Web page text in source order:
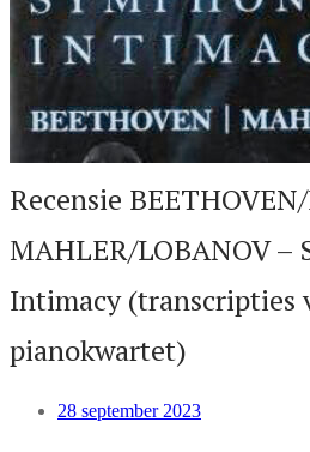
Recensie
MAHLER/LOBANOV –
Intimacy (transcripties
pianokwartet)
28 september 2023